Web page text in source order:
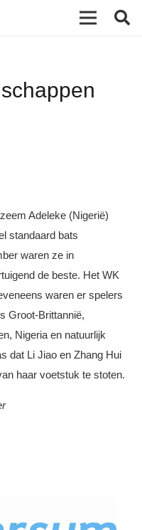
Adeleke (Nigerië)
standaard bats
waren ze in
de beste. Het WK
waren er spelers
Groot-Brittannië,
Nigeria en natuurlijk
dat Li Jiao en Zhang Hui
haar voetstuk te stoten.